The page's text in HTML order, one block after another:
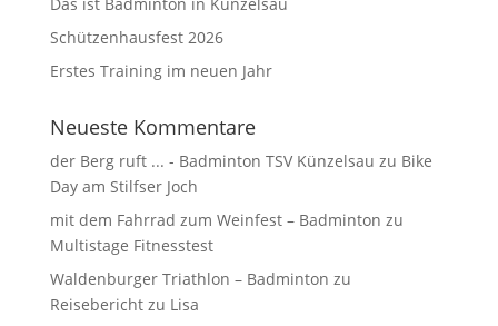
Schützenhausfest 2026
Erstes Training im neuen Jahr
Neueste Kommentare
der Berg ruft ... - Badminton TSV Künzelsau zu Bike
Day am Stilfser Joch
mit dem Fahrrad zum Weinfest – Badminton zu
Multistage Fitnesstest
Waldenburger Triathlon – Badminton zu
Reisebericht zu Lisa